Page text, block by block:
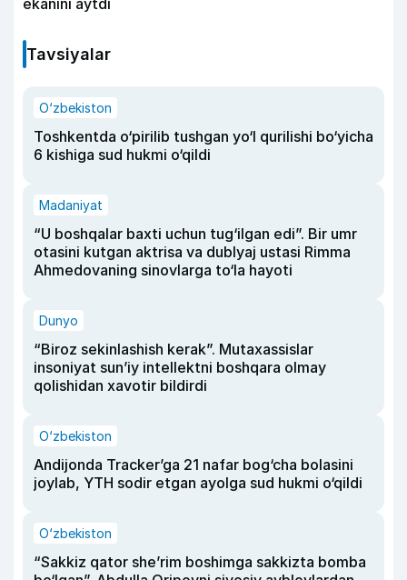
ekanini aytdi
Tavsiyalar
O‘zbekiston
Toshkentda o‘pirilib tushgan yo‘l qurilishi bo‘yicha
6 kishiga sud hukmi o‘qildi
Madaniyat
“U boshqalar baxti uchun tug‘ilgan edi”. Bir umr
otasini kutgan aktrisa va dublyaj ustasi Rimma
Ahmedovaning sinovlarga to‘la hayoti
Dunyo
“Biroz sekinlashish kerak”. Mutaxassislar
insoniyat sun’iy intellektni boshqara olmay
qolishidan xavotir bildirdi
O‘zbekiston
Andijonda Tracker’ga 21 nafar bog‘cha bolasini
joylab, YTH sodir etgan ayolga sud hukmi o‘qildi
O‘zbekiston
“Sakkiz qator she’rim boshimga sakkizta bomba